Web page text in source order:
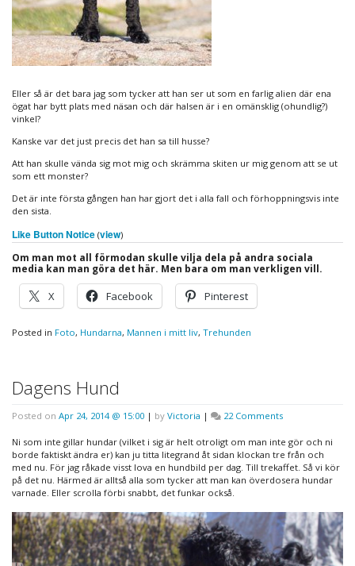
Eller så är det bara jag som tycker att han ser ut som en farlig alien där ena
ögat har bytt plats med näsan och där halsen är i en omänsklig (ohundlig?)
vinkel?
Kanske var det just precis det han sa till husse?
Att han skulle vända sig mot mig och skrämma skiten ur mig genom att se ut
som ett monster?
Det är inte första gången han har gjort det i alla fall och förhoppningsvis inte
den sista.
Like Button Notice (view)
Om man mot all förmodan skulle vilja dela på andra sociala
media kan man göra det här. Men bara om man verkligen vill.
X Facebook Pinterest
Posted in Foto, Hundarna, Mannen i mitt liv, Trehunden
Dagens Hund
Posted on Apr 24, 2014 @ 15:00 | by Victoria | 22 Commentson
Hund
Ni som inte gillar hundar (vilket i sig är helt otroligt om man inte gör och ni
borde faktiskt ändra er) kan ju titta litegrand åt sidan klockan tre från och
med nu. För jag råkade visst lova en hundbild per dag. Till trekaffet. Så vi kör
på det nu. Härmed är alltså alla som tycker att man kan överdosera hundar
varnade. Eller scrolla förbi snabbt, det funkar också.